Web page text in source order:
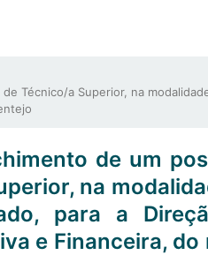
Técnico/a Superior, na
de um
na
para a
e Financeira, do